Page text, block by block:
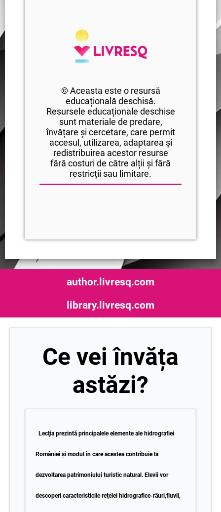
© Aceasta este o resursă
educațională deschisă.
Resursele educaționale deschise
sunt materiale de predare,
învățare și cercetare, care permit
accesul, utilizarea, adaptarea și
redistribuirea acestor resurse
fără costuri de către alții și fără
restricții sau limitare.
author.livresq.com
library.livresq.com
Ce vei învăța
astăzi?
Lecţia prezintă principalele elemente ale hidrografiei
României şi modul în care acestea contribuie la
dezvoltarea patrimoniului turistic natural. Elevii vor
descoperi caracteristicile reţelei hidrografice-râuri,fluvii,